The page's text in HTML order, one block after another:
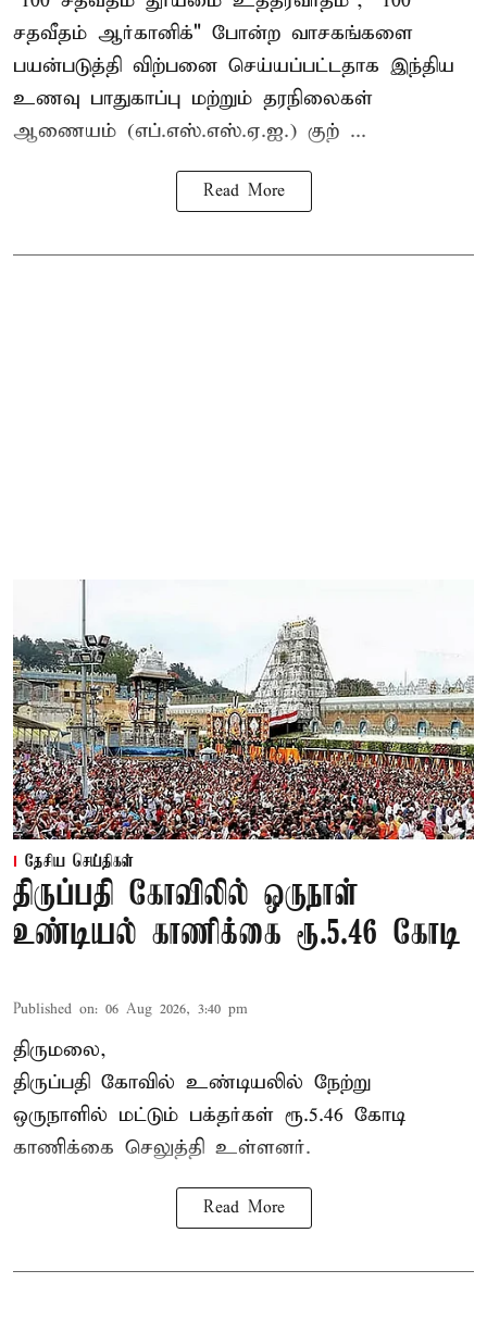
சதவீதம் ஆர்கானிக்" போன்ற வாசகங்களை
பயன்படுத்தி விற்பனை செய்யப்பட்டதாக இந்திய
உணவு பாதுகாப்பு மற்றும் தரநிலைகள்
ஆணையம் (எப்.எஸ்.எஸ்.ஏ.ஐ.) குற் ...
Read More
தேசிய செய்திகள்
திருப்பதி கோவிலில் ஒருநாள்
உண்டியல் காணிக்கை ரூ.5.46 கோடி
Published on: 06 Aug 2026, 3:40 pm
திருமலை,
திருப்பதி கோவில் உண்டியலில் நேற்று
ஒருநாளில் மட்டும் பக்தர்கள் ரூ.5.46 கோடி
காணிக்கை செலுத்தி உள்ளனர்.
Read More